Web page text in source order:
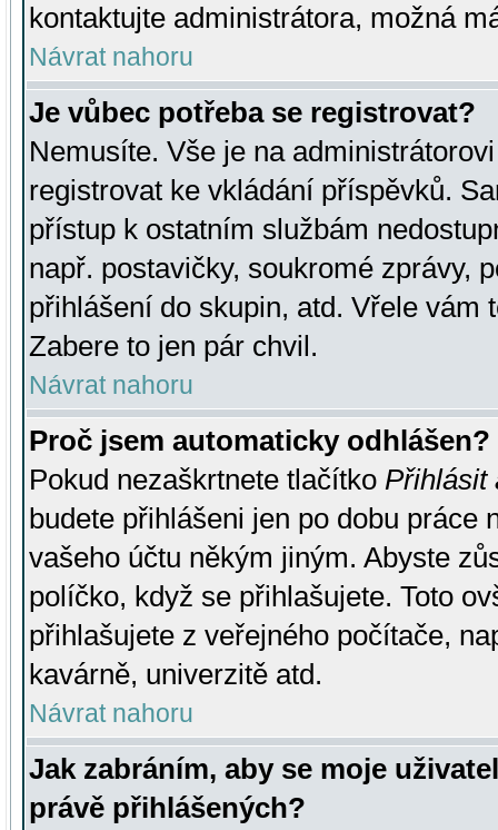
kontaktujte administrátora, možná
Návrat nahoru
Je vůbec potřeba se registrovat?
Nemusíte. Vše je na
registrovat ke vkládání příspěvků.
přístup k ostatním službám
např. postavičky, soukromé zprávy,
přihlášení do skupin, atd. Vřele vám
Zabere to jen pár chvil.
Návrat nahoru
Proč jsem automaticky odhlášen?
Pokud nezaškrtnete tlačítko Přihlásit
budete přihlášeni jen po dobu práce
vašeho účtu někým jiným. Abyste
políčko, když se přihlašujete. Toto
přihlašujete z veřejného počítače,
kavárně, univerzitě atd.
Návrat nahoru
Jak zabráním, aby se moje
právě přihlášených?